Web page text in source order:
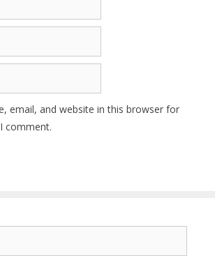
email, and website in this browser for
comment.